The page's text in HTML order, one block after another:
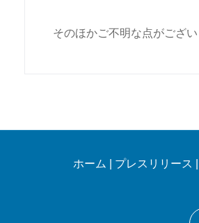
そのほかご不明な点がござい
ホーム プレスリリース